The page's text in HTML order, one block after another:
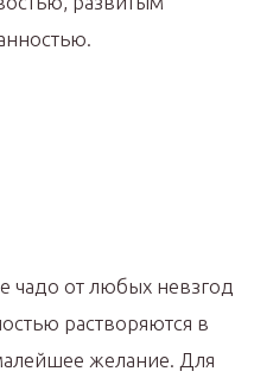
чадо от любых невзгод
растворяются в
желание. Для